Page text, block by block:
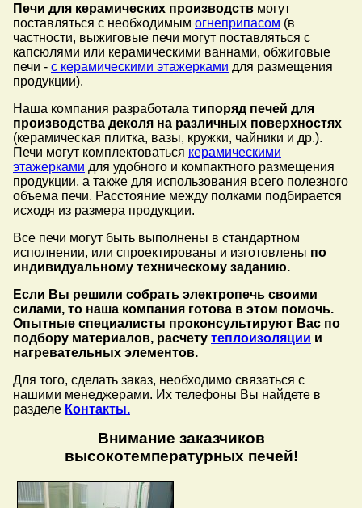
Печи для керамических производств могут
поставляться с необходимым огнеприпасом (в
частности, выжиговые печи могут поставляться с
капсюлями или керамическими ваннами, обжиговые
печи - с керамическими этажерками для размещения
продукции).
Наша компания разработала типоряд печей для
производства деколя на различных поверхностях
(керамическая плитка, вазы, кружки, чайники и др.).
Печи могут комплектоваться керамическими
этажерками для удобного и компактного размещения
продукции, а также для использования всего полезного
объема печи. Расстояние между полками подбирается
исходя из размера продукции.
Все печи могут быть выполнены в стандартном
исполнении, или спроектированы и изготовлены по
индивидуальному техническому заданию.
Если Вы решили собрать электропечь своими
силами, то наша компания готова в этом помочь.
Опытные специалисты проконсультируют Вас по
подбору материалов, расчету теплоизоляции и
нагревательных элементов.
Для того, сделать заказ, необходимо связаться с
нашими менеджерами. Их телефоны Вы найдете в
разделе Контакты.
Внимание заказчиков
высокотемпературных печей!